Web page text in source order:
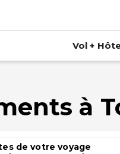
Vol +
à
de votre voyage